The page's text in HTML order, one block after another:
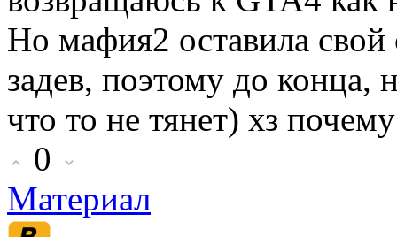
Но мафия2 оставила свой
задев, поэтому до конца,
что то не тянет) хз
0
Материал